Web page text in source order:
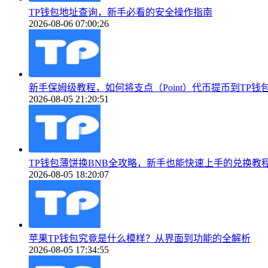
TP钱包地址查询，新手必看的安全操作指南
2026-08-06 07:00:26
新手保姆级教程，如何将支点（Point）代币提币到TP钱包
2026-08-05 21:20:51
TP钱包薄饼换BNB全攻略，新手也能快速上手的兑换教
2026-08-05 18:20:07
苹果TP钱包究竟是什么模样？从界面到功能的全解析
2026-08-05 17:34:55